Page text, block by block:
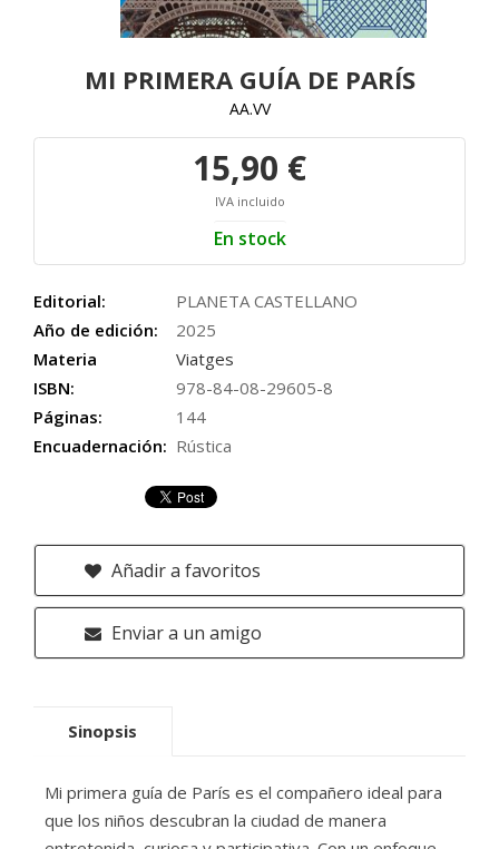
MI PRIMERA GUÍA DE PARÍS
AA.VV
15,90 €
IVA incluido
En stock
Editorial:
PLANETA CASTELLANO
Año de edición:
2025
Materia
Viatges
ISBN:
978-84-08-29605-8
Páginas:
144
Encuadernación: Rústica
Añadir a favoritos
Enviar a un amigo
Sinopsis
Mi primera guía de París es el compañero ideal para
que los niños descubran la ciudad de manera